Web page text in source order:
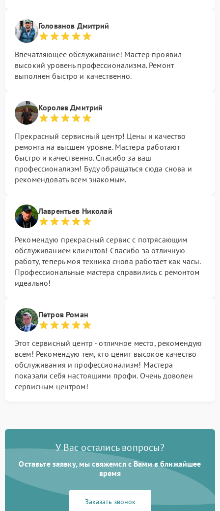
Голованов Дмитрий
Впечатляющее обслуживание! Мастер проявил
высокий уровень профессионализма. Ремонт
выполнен быстро и качественно.
Королев Дмитрий
Прекрасный сервисный центр! Цены и качество
ремонта на высшем уровне. Мастера работают
быстро и качественно. Спасибо за ваш
профессионализм! Буду обращаться сюда снова и
рекомендовать всем знакомым.
Лаврентьев Николай
Рекомендую прекрасный сервис с потрясающим
обслуживанием клиентов! Спасибо за отличную
работу, теперь моя техника снова работает как часы.
Профессиональные мастера справились с ремонтом
идеально!
Петров Роман
Этот сервисный центр - отличное место, рекомендую
всем! Рекомендую тем, кто ценит высокое качество
обслуживания и профессионализм! Мастера
показали себя настоящими профи. Очень доволен
сервисным центром!
У Вас остались вопросы?
Оставьте заявку, мы свяжемся с Вами в ближайшее
время
Заказать звонок